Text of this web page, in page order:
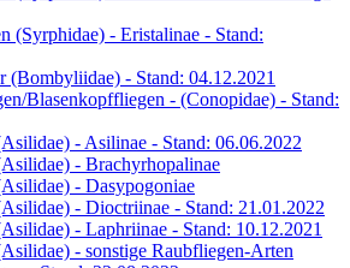
(Syrphidae) - Eristalinae - Stand:
(Bombyliidae) - Stand: 04.12.2021
Blasenkopffliegen - (Conopidae) - Stand:
- Asilinae - Stand: 06.06.2022
- Brachyrhopalinae
- Dasypogoniae
- Dioctriinae - Stand: 21.01.2022
- Laphriinae - Stand: 10.12.2021
- sonstige Raubfliegen-Arten